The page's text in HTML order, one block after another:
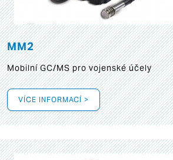
MM2
Mobilní GC/MS pro vojenské účely
VÍCE INFORMACÍ >